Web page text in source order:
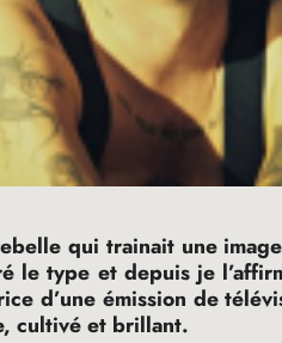
qui trainait une
le type et depuis je
d’une émission de
cultivé et brillant.